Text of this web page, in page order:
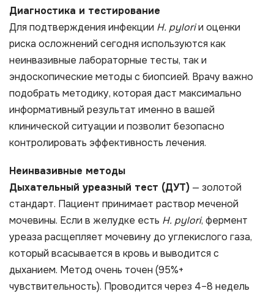
Диагностика и тестирование
Для подтверждения инфекции H. pyloriи оценки
риска осложнений сегодня используются как
неинвазивные лабораторные тесты, так и
эндоскопические методы с биопсией. Врачу важно
подобрать методику, которая даст максимально
информативный результат именно в вашей
клинической ситуации и позволит безопасно
контролировать эффективность лечения.
Неинвазивные методы
Дыхательный уреазный тест (ДУТ) — золотой
стандарт. Пациент принимает раствор меченой
мочевины. Если в желудке есть H. pylori, фермент
уреаза расщепляет мочевину до углекислого газа,
который всасывается в кровь и выводится с
дыханием. Метод очень точен (95%+
чувствительность). Проводится через 4–8 недель